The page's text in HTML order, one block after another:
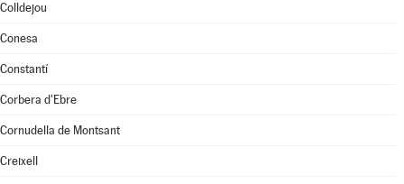
Colldejou
Conesa
Constantí
Corbera d'Ebre
Cornudella de Montsant
Creixell